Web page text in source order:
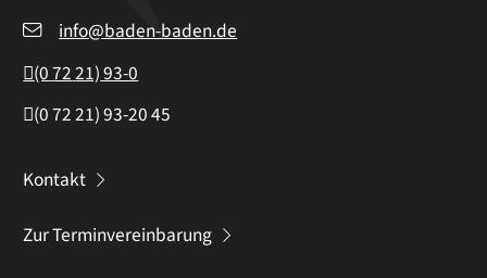
info@baden-baden.de
(07221) 93-0
(07221) 93-2045
Kontakt
Zur Terminvereinbarung